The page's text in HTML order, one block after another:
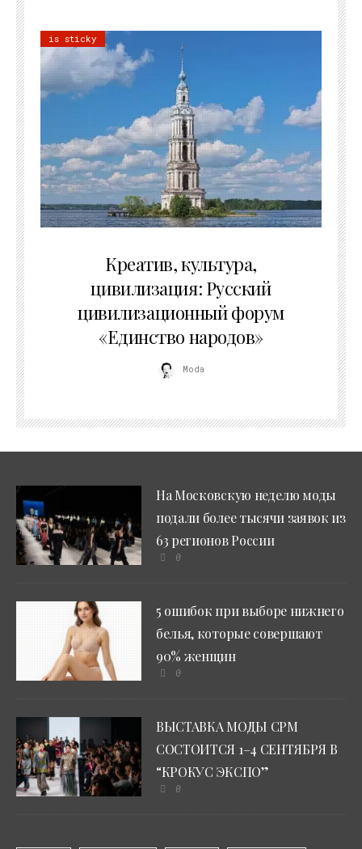
is sticky
Креатив, культура,
цивилизация: Русский
цивилизационный форум
«Единство народов»
Moda
На Московскую неделю моды
подали более тысячи заявок из
63 регионов России
0
5 ошибок при выборе нижнего
белья, которые совершают
90% женщин
0
ВЫСТАВКА МОДЫ CPM
СОСТОИТСЯ 1–4 СЕНТЯБРЯ В
“КРОКУС ЭКСПО”
0